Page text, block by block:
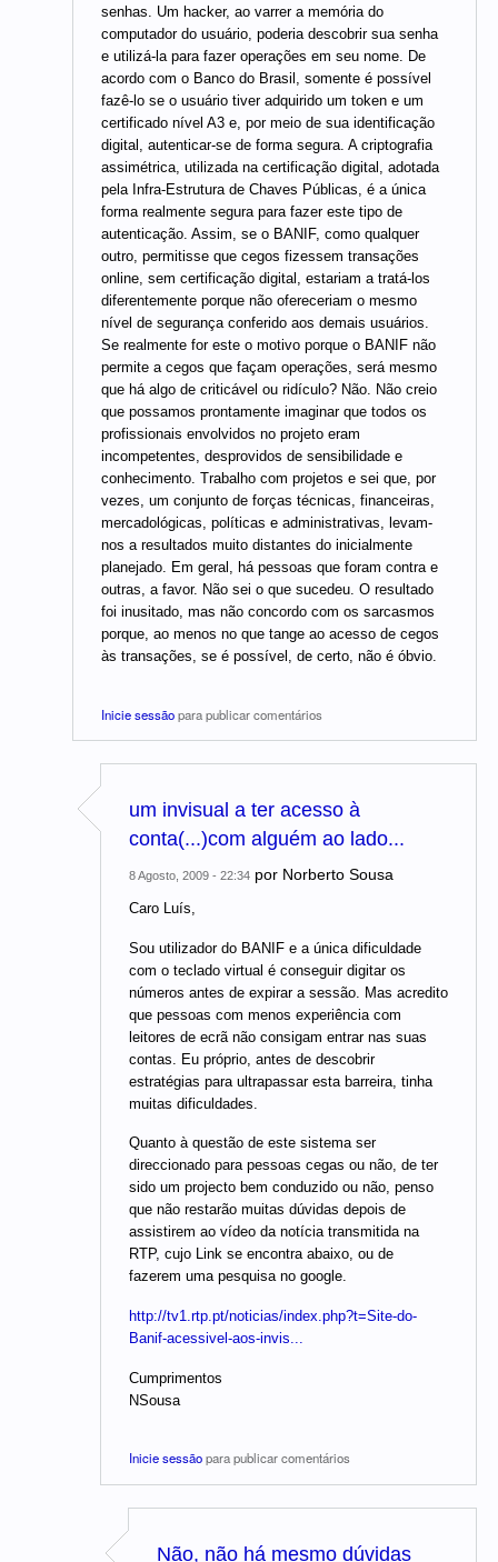
senhas. Um hacker, ao varrer a memória do
computador do usuário, poderia descobrir sua senha
e utilizá-la para fazer operações em seu nome. De
acordo com o Banco do Brasil, somente é possível
fazê-lo se o usuário tiver adquirido um token e um
certificado nível A3 e, por meio de sua identificação
digital, autenticar-se de forma segura. A criptografia
assimétrica, utilizada na certificação digital, adotada
pela Infra-Estrutura de Chaves Públicas, é a única
forma realmente segura para fazer este tipo de
autenticação. Assim, se o BANIF, como qualquer
outro, permitisse que cegos fizessem transações
online, sem certificação digital, estariam a tratá-los
diferentemente porque não ofereceriam o mesmo
nível de segurança conferido aos demais usuários.
Se realmente for este o motivo porque o BANIF não
permite a cegos que façam operações, será mesmo
que há algo de criticável ou ridículo? Não. Não creio
que possamos prontamente imaginar que todos os
profissionais envolvidos no projeto eram
incompetentes, desprovidos de sensibilidade e
conhecimento. Trabalho com projetos e sei que, por
vezes, um conjunto de forças técnicas, financeiras,
mercadológicas, políticas e administrativas, levam-
nos a resultados muito distantes do inicialmente
planejado. Em geral, há pessoas que foram contra e
outras, a favor. Não sei o que sucedeu. O resultado
foi inusitado, mas não concordo com os sarcasmos
porque, ao menos no que tange ao acesso de cegos
às transações, se é possível, de certo, não é óbvio.
Inicie sessãopara publicar comentários
um invisual a ter acesso à
conta(...)com alguém ao lado...
8 Agosto, 2009 - 22:34 por Norberto Sousa
Caro Luís,
Sou utilizador do BANIF e a única dificuldade
com o teclado virtual é conseguir digitar os
números antes de expirar a sessão. Mas acredito
que pessoas com menos experiência com
leitores de ecrã não consigam entrar nas suas
contas. Eu próprio, antes de descobrir
estratégias para ultrapassar esta barreira, tinha
muitas dificuldades.
Quanto à questão de este sistema ser
direccionado para pessoas cegas ou não, de ter
sido um projecto bem conduzido ou não, penso
que não restarão muitas dúvidas depois de
assistirem ao vídeo da notícia transmitida na
RTP, cujo Link se encontra abaixo, ou de
fazerem uma pesquisa no google.
http://tv1.rtp.pt/noticias/index.php?t=Site-do-
Banif-acessivel-aos-invis...
Cumprimentos
NSousa
Inicie sessãopara publicar comentários
Não, não há mesmo dúvidas